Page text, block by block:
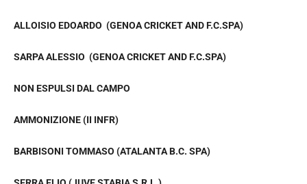
ALLOISIO EDOARDO (GENOA CRICKET AND F.C.SPA)
SARPA ALESSIO (GENOA CRICKET AND F.C.SPA)
NON ESPULSI DAL CAMPO
AMMONIZIONE (II INFR)
BARBISONI TOMMASO (ATALANTA B.C. SPA)